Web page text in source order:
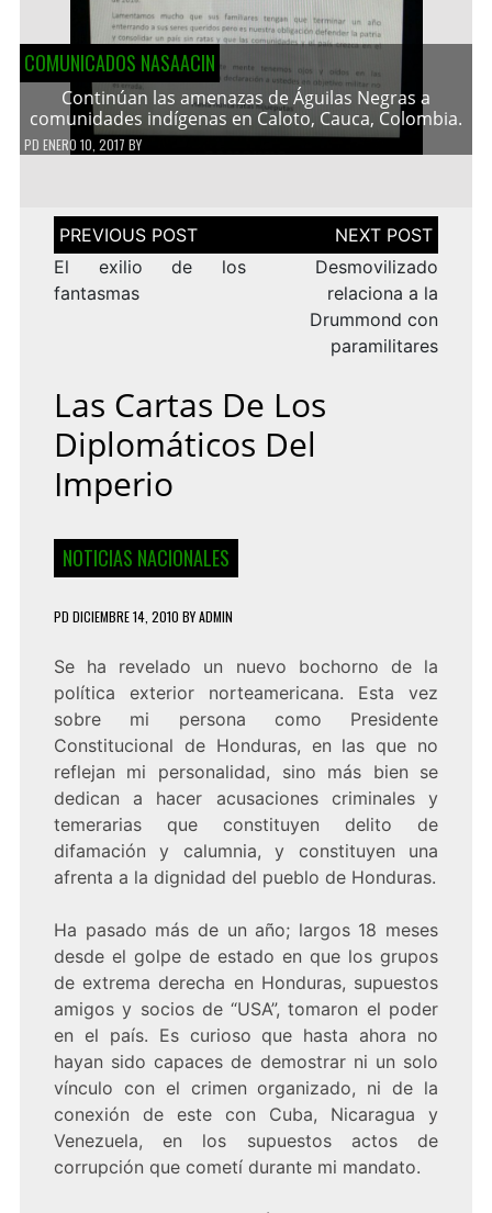
COMUNICADOS NASAACIN
Continúan las amenazas de Águilas Negras a
comunidades indígenas en Caloto, Cauca, Colombia.
PD ENERO 10, 2017 BY
Navegación
de
entradas
El exilio de los
fantasmas
Desmovilizado
relaciona a la
Drummond con
paramilitares
Las Cartas De Los
Diplomáticos Del
Imperio
NOTICIAS NACIONALES
PD DICIEMBRE 14, 2010 BYADMIN
Se ha revelado un nuevo bochorno de la
política exterior norteamericana. Esta vez
sobre mi persona como Presidente
Constitucional de Honduras, en las que no
reflejan mi personalidad, sino más bien se
dedican a hacer acusaciones criminales y
temerarias que constituyen delito de
difamación y calumnia, y constituyen una
afrenta a la dignidad del pueblo de Honduras.
Ha pasado más de un año; largos 18 meses
desde el golpe de estado en que los grupos
de extrema derecha en Honduras, supuestos
amigos y socios de “USA”, tomaron el poder
en el país. Es curioso que hasta ahora no
hayan sido capaces de demostrar ni un solo
vínculo con el crimen organizado, ni de la
conexión de este con Cuba, Nicaragua y
Venezuela, en los supuestos actos de
corrupción que cometí durante mi mandato.